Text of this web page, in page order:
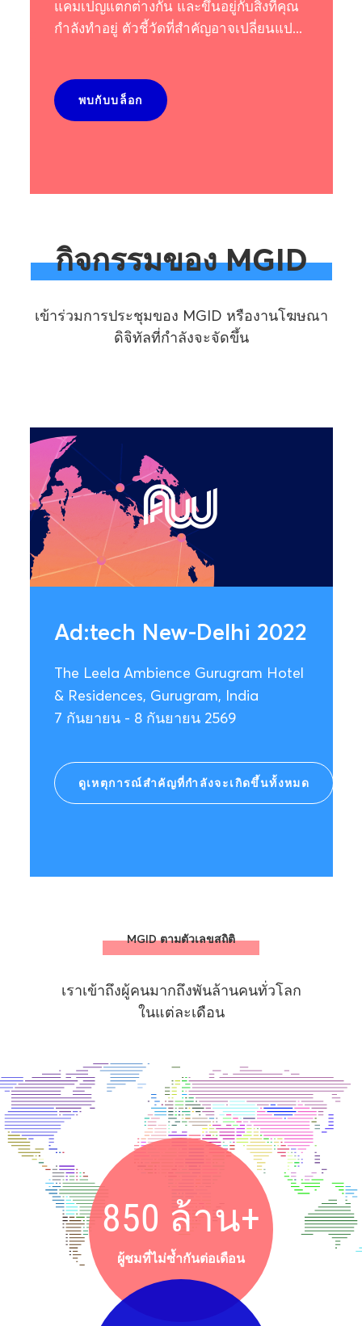
แคมเปญแตกต่างกัน และขึ้นอยู่กับสิ่งที่คุณ
กำลังทำอยู่ ตัวชี้วัดที่สำคัญอาจเปลี่ยนแป...
พบกับบล็อก
กิจกรรมของ MGID
เข้าร่วมการประชุมของ MGID หรืองานโฆษณา
ดิจิทัลที่กำลังจะจัดขึ้น
Ad:tech New-Delhi 2022
The Leela Ambience Gurugram Hotel
& Residences, Gurugram, India
7 กันยายน - 8 กันยายน 2569
ดูเหตุการณ์สำคัญที่กำลังจะเกิดขึ้นทั้งหมด
MGID ตามตัวเลขสถิติ
เราเข้าถึงผู้คนมากถึงพันล้านคนทั่วโลก
ในแต่ละเดือน
850 ล้าน+
ผู้ชมที่ไม่ซ้ำกันต่อเดือน